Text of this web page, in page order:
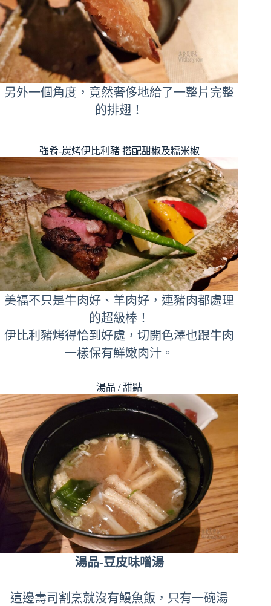
另外一個角度，竟然奢侈地給了一整片完整
的排翅！
強肴-炭烤伊比利豬 搭配甜椒及糯米椒
美福不只是牛肉好、羊肉好，連豬肉都處理
的超級棒！
伊比利豬烤得恰到好處，切開色澤也跟牛肉
一樣保有鮮嫩肉汁。
湯品 / 甜點
湯品-豆皮味噌湯
這邊壽司割烹就沒有鰻魚飯，只有一碗湯